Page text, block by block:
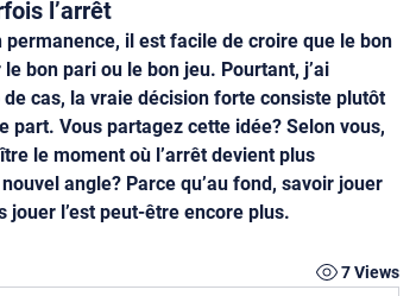
l’arrêt
permanence, il est facile de croire que le bon
bon pari ou le bon jeu. Pourtant, j’ai
cas, la vraie décision forte consiste plutôt
part. Vous partagez cette idée? Selon vous,
le moment où l’arrêt devient plus
angle? Parce qu’au fond, savoir jouer
l’est peut-être encore plus.
7 Views